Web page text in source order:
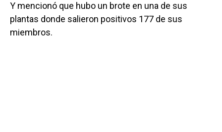
Y mencionó que hubo un brote en una de sus
plantas donde salieron positivos 177 de sus
miembros.